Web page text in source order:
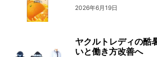
2026年6月19日
ヤクルトレディの酷
いと働き方改善へ